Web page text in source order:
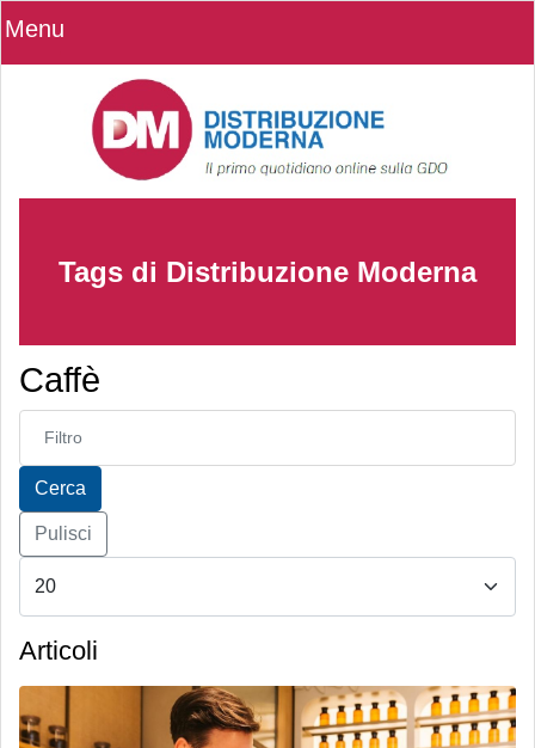
Menu
Tags di Distribuzione Moderna
Caffè
Inserisci parte del titolo
Cerca
Pulisci
Articoli